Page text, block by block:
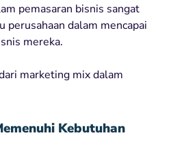
pemasaran bisnis sangat
dalam mencapai
mereka.
marketing mix dalam
Kebutuhan